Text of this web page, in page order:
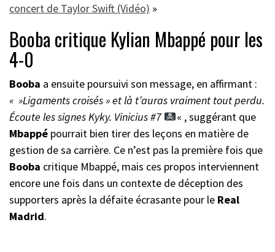
concert de Taylor Swift (Vidéo) »
Booba critique Kylian Mbappé pour les
4-0
Booba a ensuite poursuivi son message, en affirmant :
« »Ligaments croisés » et là t’auras vraiment tout perdu.
Écoute les signes Kyky. Vinicius #7
« , suggérant que
Mbappé pourrait bien tirer des leçons en matière de
gestion de sa carrière. Ce n’est pas la première fois que
Booba critique Mbappé, mais ces propos interviennent
encore une fois dans un contexte de déception des
supporters après la défaite écrasante pour le Real
Madrid.